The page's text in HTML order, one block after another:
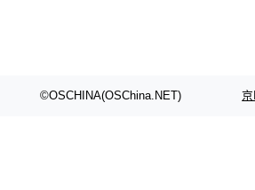
©OSCHINA(OSChina.NET)